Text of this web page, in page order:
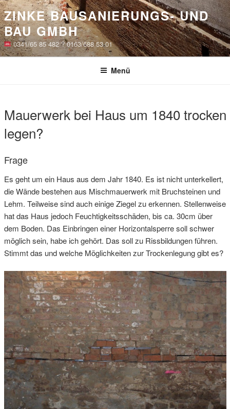
Zum
Inhalt
springen
ZINKE BAUSANIERUNGS- UND
BAU GMBH
0341/65 85 482 ? 0163/688 53 01
Menü
AM
Mauerwerk bei Haus um 1840 trocken
legen?
Frage
Es geht um ein Haus aus dem Jahr 1840. Es ist nicht unterkellert,
die Wände bestehen aus Mischmauerwerk mit Bruchsteinen und
Lehm. Teilweise sind auch einige Ziegel zu erkennen. Stellenweise
hat das Haus jedoch Feuchtigkeitsschäden, bis ca. 30cm über
dem Boden. Das Einbringen einer Horizontalsperre soll schwer
möglich sein, habe ich gehört. Das soll zu Rissbildungen führen.
Stimmt das und welche Möglichkeiten zur Trockenlegung gibt es?